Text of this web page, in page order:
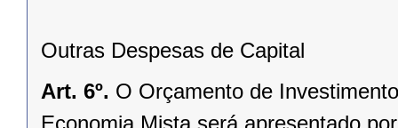
Outras Despesas de Capital
Art. 6º. O Orçamento de
Economia Mista será apresentado